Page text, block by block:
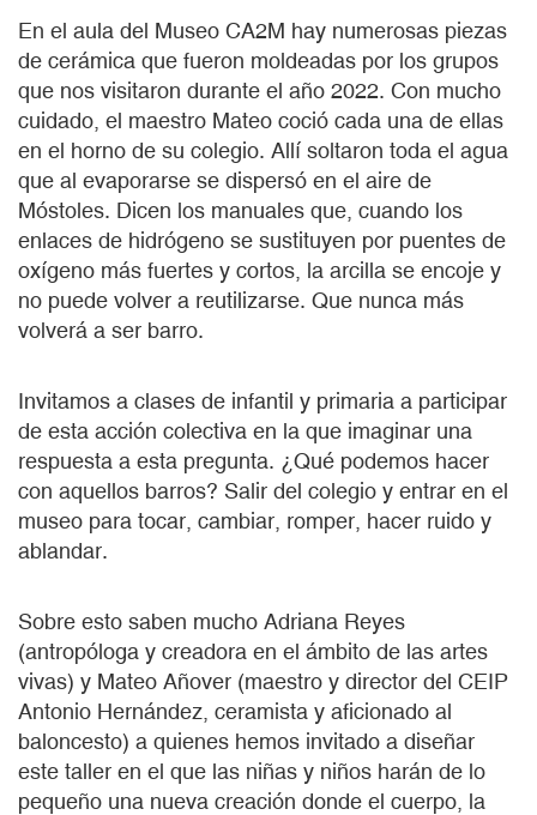
En el aula del Museo CA2M hay numerosas piezas
de cerámica que fueron moldeadas por los grupos
que nos visitaron durante el año 2022. Con mucho
cuidado, el maestro Mateo coció cada una de ellas
en el horno de su colegio. Allí soltaron toda el agua
que al evaporarse se dispersó en el aire de
Móstoles. Dicen los manuales que, cuando los
enlaces de hidrógeno se sustituyen por puentes de
oxígeno más fuertes y cortos, la arcilla se encoje y
no puede volver a reutilizarse. Que nunca más
volverá a ser barro.
Invitamos a clases de infantil y primaria a participar
de esta acción colectiva en la que imaginar una
respuesta a esta pregunta. ¿Qué podemos hacer
con aquellos barros? Salir del colegio y entrar en el
museo para tocar, cambiar, romper, hacer ruido y
ablandar.
Sobre esto saben mucho Adriana Reyes
(antropóloga y creadora en el ámbito de las artes
vivas) y Mateo Añover (maestro y director del CEIP
Antonio Hernández, ceramista y aficionado al
baloncesto) a quienes hemos invitado a diseñar
este taller en el que las niñas y niños harán de lo
pequeño una nueva creación donde el cuerpo, la